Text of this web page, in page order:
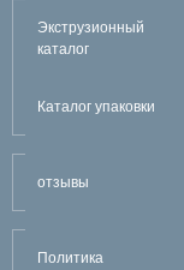
Экструзионный
каталог
Каталог упаковки
отзывы
Политика